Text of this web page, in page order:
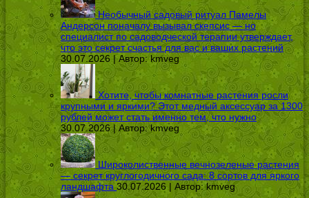
Необычный садовый ритуал Памелы
Андерсон поначалу вызывал скепсис — но
специалист по садоводческой терапии утверждает,
что это секрет счастья для вас и ваших растений
30.07.2026 | Автор:kmveg
Хотите, чтобы комнатные растения росли
крупными и яркими? Этот медный аксессуар за 1300
рублей может стать именно тем, что нужно
30.07.2026 | Автор:kmveg
Широколиственные вечнозеленые растения
— секрет круглогодичного сада: 8 сортов для яркого
ландшафта 30.07.2026 | Автор:kmveg